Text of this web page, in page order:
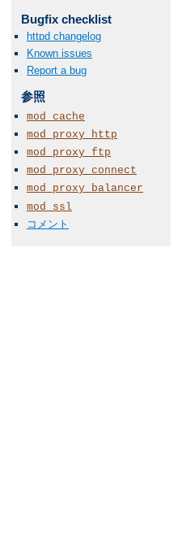
Bugfix checklist
httpd changelog
Known issues
Report a bug
参照
mod_cache
mod_proxy_http
mod_proxy_ftp
mod_proxy_connect
mod_proxy_balancer
mod_ssl
コメント